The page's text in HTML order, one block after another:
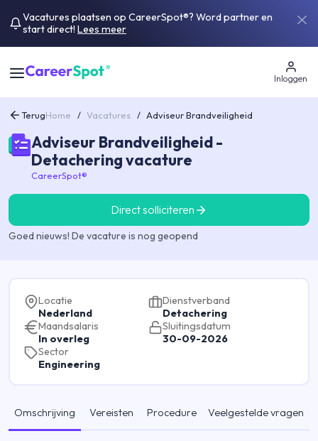
Vacatures plaatsen op CareerSpot®? Word partner en
start direct! Lees meer
Inloggen
TerugHome / Vacatures / Adviseur Brandveiligheid
Adviseur Brandveiligheid -
Detachering vacature
CareerSpot®
Direct solliciteren
Goed nieuws! De vacature is nog geopend
Omschrijving Vereisten Procedure Veelgestelde vragen
Locatie
Nederland
Dienstverband
Detachering
Maandsalaris
In overleg
Sluitingsdatum
30-09-2026
Sector
Engineering